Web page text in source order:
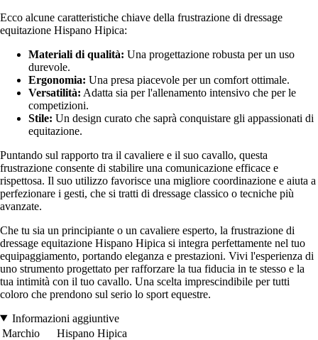
Ecco alcune caratteristiche chiave della frustrazione di dressage
equitazione Hispano Hipica:
Materiali di qualità: Una progettazione robusta per un uso
durevole.
Ergonomia: Una presa piacevole per un comfort ottimale.
Versatilità: Adatta sia per l'allenamento intensivo che per le
competizioni.
Stile: Un design curato che saprà conquistare gli appassionati di
equitazione.
Puntando sul rapporto tra il cavaliere e il suo cavallo, questa
frustrazione consente di stabilire una comunicazione efficace e
rispettosa. Il suo utilizzo favorisce una migliore coordinazione e aiuta a
perfezionare i gesti, che si tratti di dressage classico o tecniche più
avanzate.
Che tu sia un principiante o un cavaliere esperto, la frustrazione di
dressage equitazione Hispano Hipica si integra perfettamente nel tuo
equipaggiamento, portando eleganza e prestazioni. Vivi l'esperienza di
uno strumento progettato per rafforzare la tua fiducia in te stesso e la
tua intimità con il tuo cavallo. Una scelta imprescindibile per tutti
coloro che prendono sul serio lo sport equestre.
Informazioni aggiuntive
Marchio
Hispano Hipica